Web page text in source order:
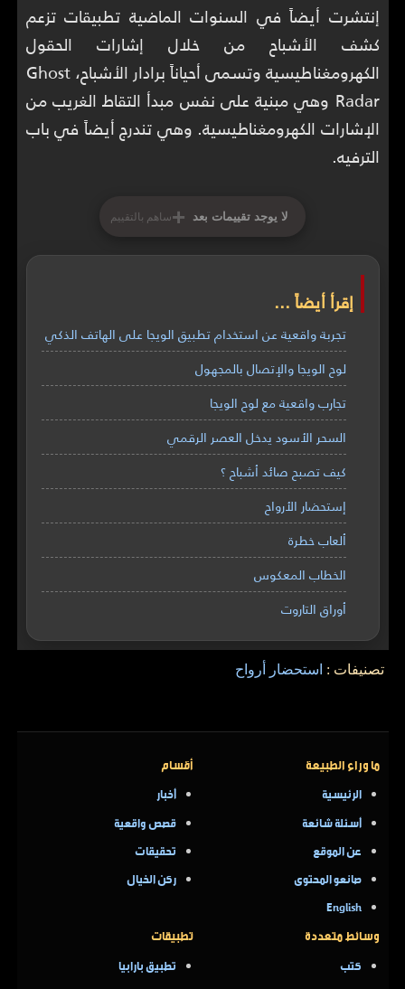
إنتشرت أيضاً في السنوات الماضية تطبيقات تزعم
كشف الأشباح من خلال إشارات الحقول
الكهرومغناطيسية وتسمى أحياناً برادار الأشباح، Ghost
Radar وهي مبنية على نفس مبدأ التقاط الغريب من
الإشارات الكهرومغناطيسية. وهي تندرج أيضاً في باب
الترفيه.
لا يوجد تقييمات بعد +ساهم بالتقييم
إقرأ أيضاً ...
تجربة واقعية عن استخدام تطبيق الويجا على الهاتف الذكي
لوح الويجا والإتصال بالمجهول
تجارب واقعية مع لوح الويجا
السحر الأسود يدخل العصر الرقمي
كيف تصبح صائد أشباح ؟
إستحضار الأرواح
ألعاب خطرة
الخطاب المعكوس
أوراق التاروت
تصنيفات : استحضار أرواح
ما وراء الطبيعة
الرئيسية
أسئلة شائعة
عن الموقع
صانعو المحتوى
English
أقسام
أخبار
قصص واقعية
تحقيقات
ركن الخيال
وسائط متعددة
كتب
تطبيقات
تطبيق بارابيا